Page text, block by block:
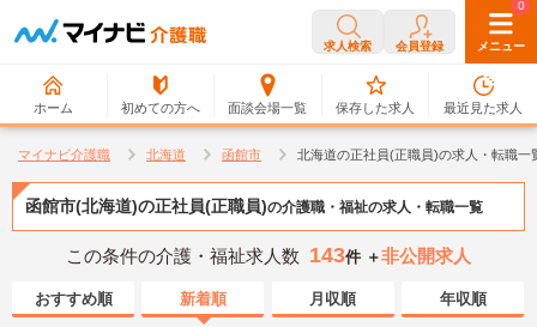
求人検索 会員登録 メニュー
ホーム 初めての方へ 面談会場一覧
0
保存した求人
0
最近見た求人
マイナビ介護職 北海道 函館市 北海道の正社員(正職員)の求人・転職一
函館市(北海道)の正社員(正職員)の介護職・福祉の求人・転職一覧
この条件の介護・福祉求人数 143件 ＋非公開求人
おすすめ順 新着順 月収順 年収順